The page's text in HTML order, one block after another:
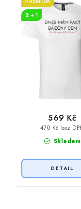
2 + 1
Skladem
470 Kč bez
569 Kč